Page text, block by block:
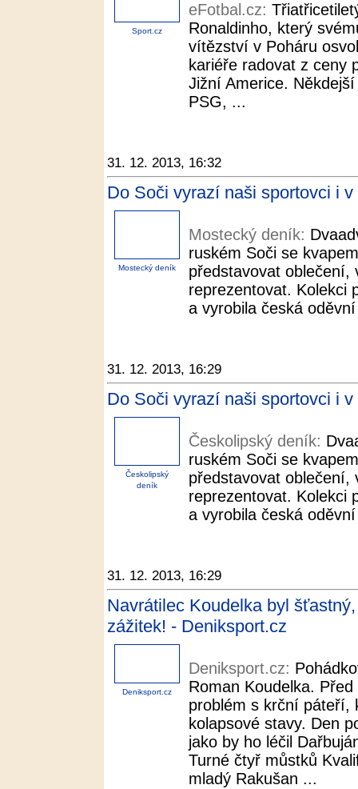
Sport.cz
eFotbal.cz:
Ronaldinho, který
vítězství v Poháru
kariéře radovat z ceny
Jižní Americe.
PSG, ...
31. 12. 2013, 16:32
Do Soči vyrazí naši sportovci i
Mostecký deník
Mostecký deník:
ruském Soči se
představovat oblečení,
reprezentovat. Kolekci
a vyrobila česká
31. 12. 2013, 16:29
Do Soči vyrazí naši sportovci i
Českolipský
deník
Českolipský deník:
ruském Soči se
představovat oblečení,
reprezentovat. Kolekci
a vyrobila česká
31. 12. 2013, 16:29
Navrátilec Koudelka byl
zážitek! - Deniksport.cz
Deniksport.cz
Deniksport.cz:
Roman Koudelka.
problém s krční páteří,
kolapsové stavy. Den
jako by ho léčil
Turné čtyř můstků
mladý Rakušan ...